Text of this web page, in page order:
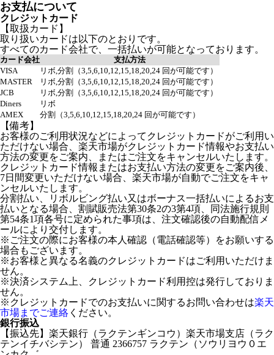
お支払について
クレジットカード
【取扱カード】
取り扱いカードは以下のとおりです。
すべてのカード会社で、一括払いが可能となっております。
カード会社
支払方法
VISA
リボ,分割（3,5,6,10,12,15,18,20,24 回が可能です）
MASTER
リボ,分割（3,5,6,10,12,15,18,20,24 回が可能です）
JCB
リボ,分割（3,5,6,10,12,15,18,20,24 回が可能です）
Diners
リボ
AMEX
分割（3,5,6,10,12,15,18,20,24 回が可能です）
【備考】
お客様のご利用状況などによってクレジットカードがご利用い
ただけない場合、楽天市場がクレジットカード情報やお支払い
方法の変更をご案内、またはご注文をキャンセルいたします。
クレジットカード情報またはお支払い方法の変更をご案内後、
7日間変更いただけない場合、楽天市場が自動でご注文をキャ
ンセルいたします。
分割払い、リボルビング払い又はボーナス一括払いによるお支
払いとなる場合、割賦販売法第30条2の3第4項、同法施行規則
第54条1項各号に定められた事項は、注文確認後の自動配信メ
ールにより交付します。
※ご注文の際にお客様の本人確認（電話確認等）をお願いする
場合もございます。
※お客様と異なる名義のクレジットカードはご利用いただけま
せん。
※決済システム上、クレジットカード利用控は発行しておりま
せん。
※クレジットカードでのお支払いに関するお問い合わせは楽天
市場までご連絡 ください。
銀行振込
【振込先】楽天銀行（ラクテンギンコウ）楽天市場支店（ラク
テンイチバシテン） 普通 2366757 ラクテン（ソウリヨウ０エ